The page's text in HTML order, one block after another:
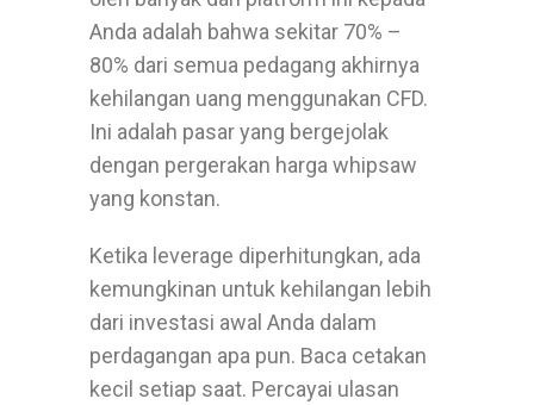
Anda adalah bahwa sekitar 70% –
80% dari semua pedagang akhirnya
kehilangan uang menggunakan CFD.
Ini adalah pasar yang bergejolak
dengan pergerakan harga whipsaw
yang konstan.
Ketika leverage diperhitungkan, ada
kemungkinan untuk kehilangan lebih
dari investasi awal Anda dalam
perdagangan apa pun. Baca cetakan
kecil setiap saat. Percayai ulasan